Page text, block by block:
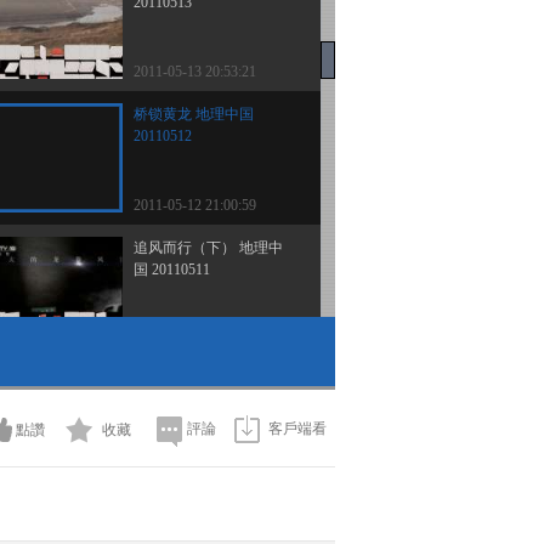
2011-05-13 20:53:21
桥锁黄龙 地理中国
20110512
2011-05-12 21:00:59
追风而行（下） 地理中
国 20110511
2011-05-10 22:24:01
20110509
點讚 收藏 評論 客戶端看